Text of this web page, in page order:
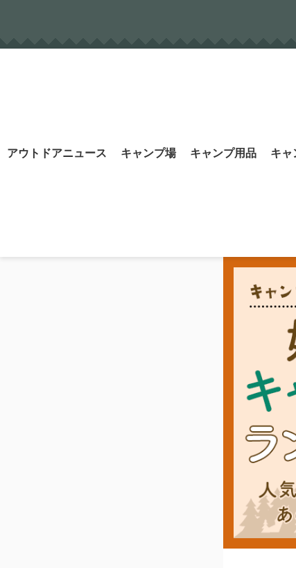
アウトドアニュース キャンプ場 キャンプ用品 キャ
Search